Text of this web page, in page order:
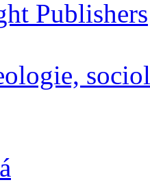
Publishers